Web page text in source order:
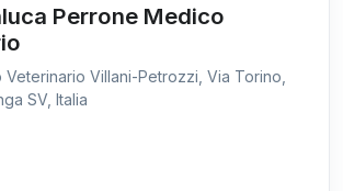
Perrone Medico
Villani-Petrozzi, Via Torino,
SV, Italia